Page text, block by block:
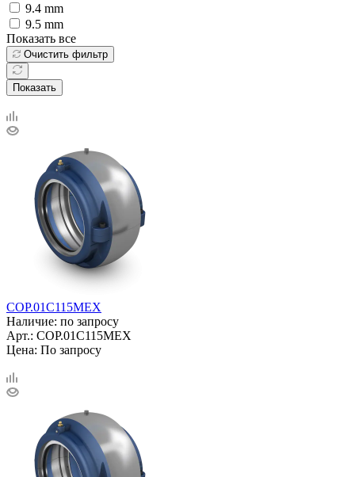
9.4 mm
9.5 mm
Показать все
Очистить фильтр
Показать
COP.01C115MEX
Наличие: по запросу
Арт.: COP.01C115MEX
Цена: По запросу